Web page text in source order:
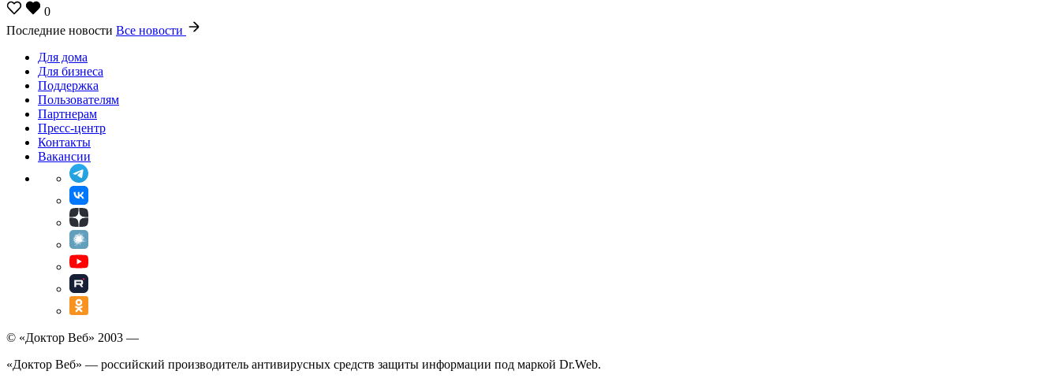
0
Последние новости Все новости
Для дома
Для бизнеса
Поддержка
Пользователям
Партнерам
Пресс-центр
Контакты
Вакансии
© «Доктор Веб» 2003 —
«Доктор Веб» — российский производитель антивирусных средств защиты информации под маркой Dr.Web.